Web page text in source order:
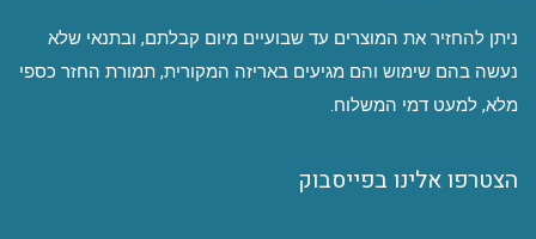
ניתן להחזיר את המוצרים עד שבועיים מיום קבלתם, ובתנאי שלא
נעשה בהם שימוש והם מגיעים באריזה המקורית, תמורת החזר כספי
מלא, למעט דמי המשלוח.
הצטרפו אלינו בפייסבוק